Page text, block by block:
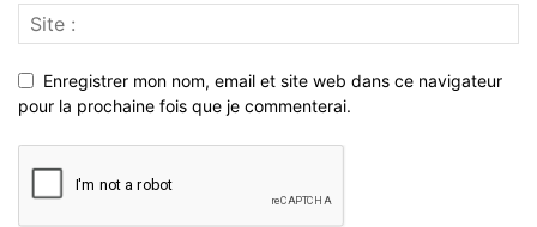
Enregistrer mon nom, email et site web dans ce navigateur
pour la prochaine fois que je commenterai.